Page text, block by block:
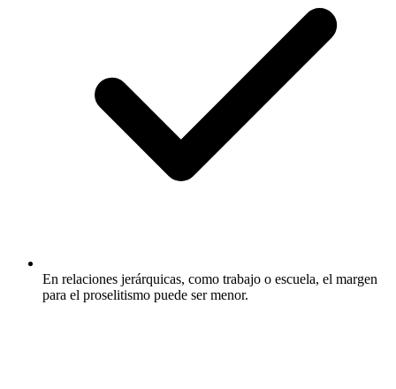
En relaciones jerárquicas, como trabajo o escuela, el margen
para el proselitismo puede ser menor.